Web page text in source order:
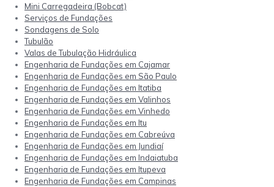
Mini Carregadeira (Bobcat)
Serviços de Fundações
Sondagens de Solo
Tubulão
Valas de Tubulação Hidráulica
Engenharia de Fundações em Cajamar
Engenharia de Fundações em São Paulo
Engenharia de Fundações em Itatiba
Engenharia de Fundações em Valinhos
Engenharia de Fundações em Vinhedo
Engenharia de Fundações em Itu
Engenharia de Fundações em Cabreúva
Engenharia de Fundações em Jundiaí
Engenharia de Fundações em Indaiatuba
Engenharia de Fundações em Itupeva
Engenharia de Fundações em Campinas